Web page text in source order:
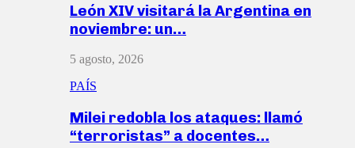
León XIV visitará la Argentina en
noviembre: un…
5 agosto, 2026
PAÍS
Milei redobla los ataques: llamó
“terroristas” a docentes…